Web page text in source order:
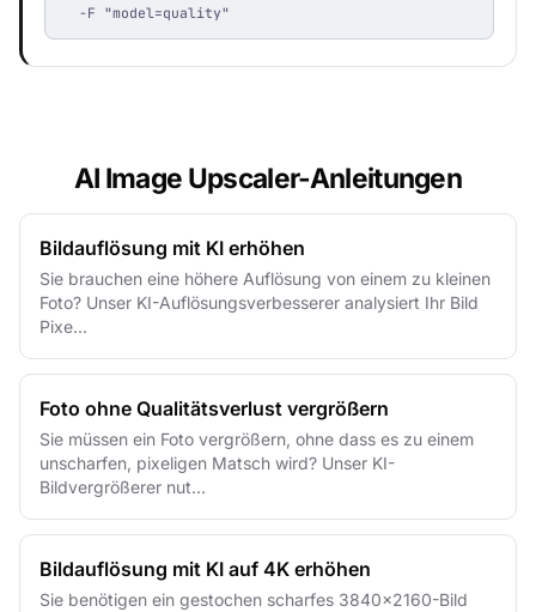
  -F "model=quality"
AI Image Upscaler-Anleitungen
Bildauflösung mit KI erhöhen
Sie brauchen eine höhere Auflösung von einem zu kleinen
Foto? Unser KI-Auflösungsverbesserer analysiert Ihr Bild
Pixe...
Foto ohne Qualitätsverlust vergrößern
Sie müssen ein Foto vergrößern, ohne dass es zu einem
unscharfen, pixeligen Matsch wird? Unser KI-
Bildvergrößerer nut...
Bildauflösung mit KI auf 4K erhöhen
Sie benötigen ein gestochen scharfes 3840×2160-Bild